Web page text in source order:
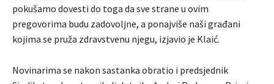
pokušamo dovesti do toga da sve strane u ovim
pregovorima budu zadovoljne, a ponajviše naši građani
kojima se pruža zdravstvenu njegu, izjavio je Klaić.
Novinarima se nakon sastanka obratio i predsjednik